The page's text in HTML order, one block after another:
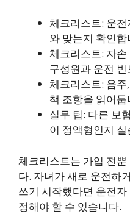
체크리스트: 운
와 맞는지 확인합
체크리스트: 자
구성원과 운전
체크리스트: 음
책 조항을 읽어둡
실무 팁: 다른 보
이 정액형인지
체크리스트는 가입 전
다. 자녀가 새로 운전하
쓰기 시작했다면 운전
정해야 할 수 있습니다.